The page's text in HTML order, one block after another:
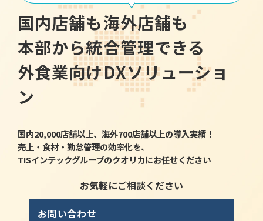
国内店舗も海外店舗も
本部から統合管理できる
外食業向けDXソリューショ
ン
国内20,000店舗以上、海外700店舗以上の導入実績！
売上・食材・勤怠管理の効率化を、
TISインテックグループのクオリカにお任せください
お気軽にご相談ください
お問い合わせ